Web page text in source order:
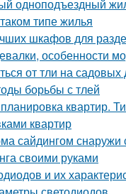
одноподъездный
типе жилья
шкафов для
особенности
от тли на садовых
борьбы с тлей
квартир.
квартир
сайдингом снаружи
своими руками
и их